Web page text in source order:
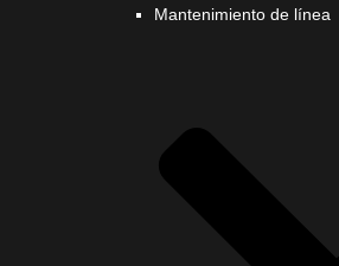
Mantenimiento de línea